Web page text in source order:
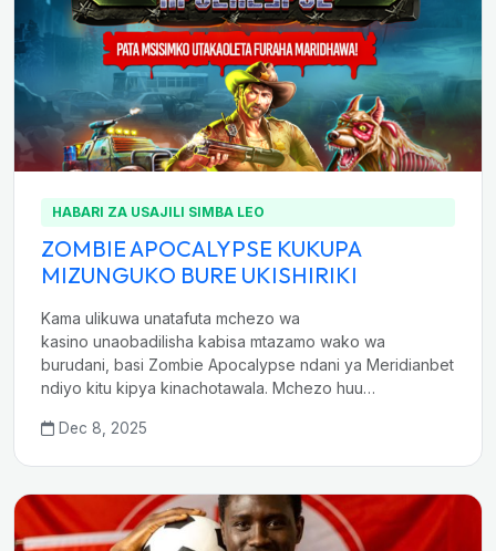
HABARI ZA USAJILI SIMBA LEO
ZOMBIE APOCALYPSE KUKUPA
MIZUNGUKO BURE UKISHIRIKI
Kama ulikuwa unatafuta mchezo wa
kasino unaobadilisha kabisa mtazamo wako wa
burudani, basi Zombie Apocalypse ndani ya Meridianbet
ndiyo kitu kipya kinachotawala. Mchezo huu…
Dec 8, 2025